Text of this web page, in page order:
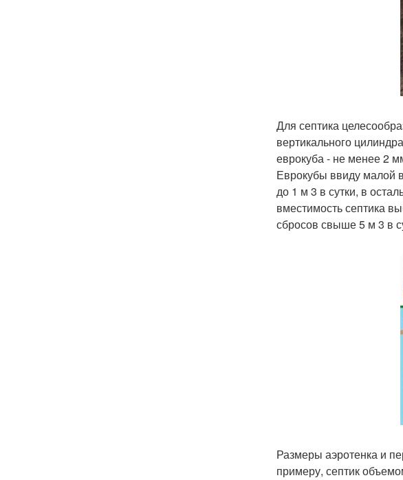
Для септика
вертикального
еврокуба - не менее 2
Еврокубы ввиду малой
до 1 м 3 в сутки, в
вместимость септика
сбросов свыше 5 м 3 в
Размеры аэротенка и
примеру, септик